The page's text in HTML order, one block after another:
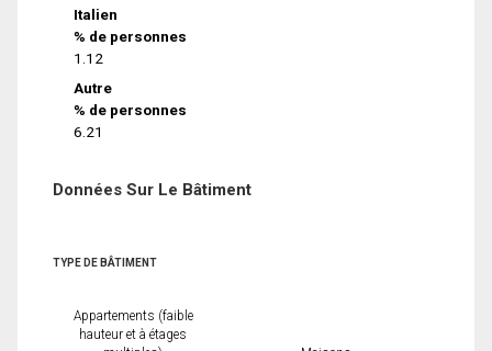
Italien
% de personnes
1.12
Autre
% de personnes
6.21
Données Sur Le Bâtiment
TYPE DE BÂTIMENT
Appartements (faible
hauteur et à étages